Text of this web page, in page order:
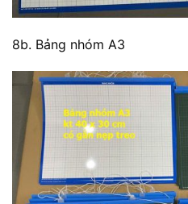
8b. Bảng nhóm A3